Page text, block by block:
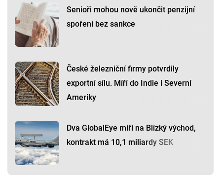
Senioři mohou nově ukončit penzijní
spoření bez sankce
České železniční firmy potvrdily
exportní sílu. Míří do Indie i Severní
Ameriky
Dva GlobalEye míří na Blízký východ,
kontrakt má 10,1 miliardy SEK